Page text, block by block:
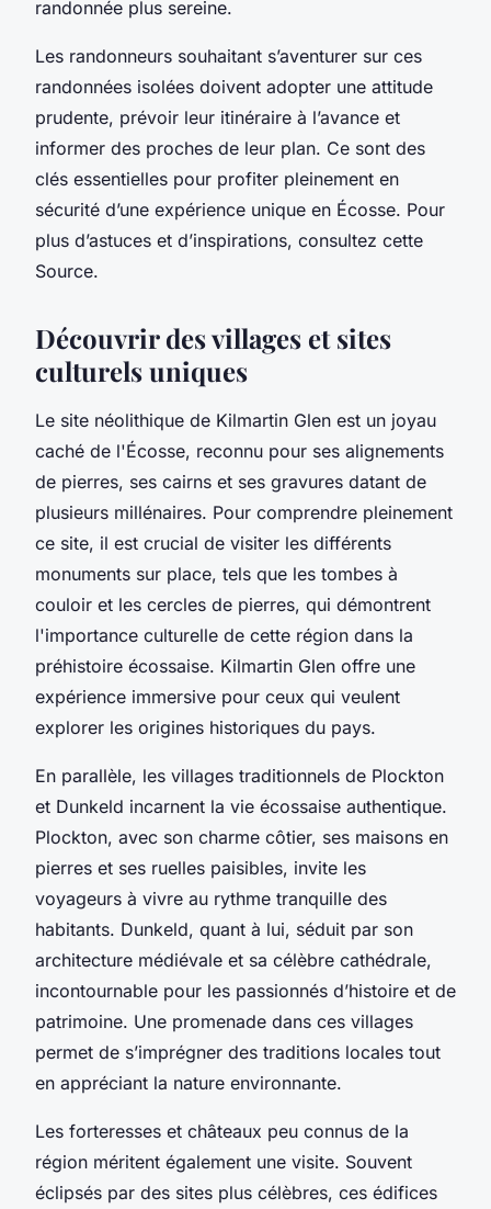
randonnée plus sereine.
Les randonneurs souhaitant s’aventurer sur ces
randonnées isolées doivent adopter une attitude
prudente, prévoir leur itinéraire à l’avance et
informer des proches de leur plan. Ce sont des
clés essentielles pour profiter pleinement en
sécurité d’une expérience unique en Écosse. Pour
plus d’astuces et d’inspirations, consultez cette
Source.
Découvrir des villages et sites
culturels uniques
Le site néolithique de Kilmartin Glen est un joyau
caché de l'Écosse, reconnu pour ses alignements
de pierres, ses cairns et ses gravures datant de
plusieurs millénaires. Pour comprendre pleinement
ce site, il est crucial de visiter les différents
monuments sur place, tels que les tombes à
couloir et les cercles de pierres, qui démontrent
l'importance culturelle de cette région dans la
préhistoire écossaise. Kilmartin Glen offre une
expérience immersive pour ceux qui veulent
explorer les origines historiques du pays.
En parallèle, les villages traditionnels de Plockton
et Dunkeld incarnent la vie écossaise authentique.
Plockton, avec son charme côtier, ses maisons en
pierres et ses ruelles paisibles, invite les
voyageurs à vivre au rythme tranquille des
habitants. Dunkeld, quant à lui, séduit par son
architecture médiévale et sa célèbre cathédrale,
incontournable pour les passionnés d’histoire et de
patrimoine. Une promenade dans ces villages
permet de s’imprégner des traditions locales tout
en appréciant la nature environnante.
Les forteresses et châteaux peu connus de la
région méritent également une visite. Souvent
éclipsés par des sites plus célèbres, ces édifices